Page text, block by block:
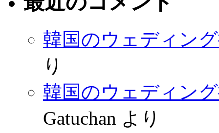
韓国のウェディン
り
韓国のウェディン
Gatuchan より